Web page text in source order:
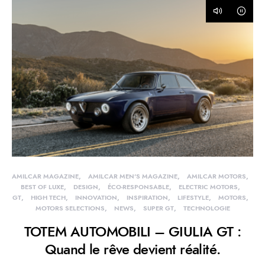
AMILCAR MAGAZINE AMILCAR MEN'S MAGAZINE
AMILCAR MOTORS
BEST OF LUXE
DESIGN ÉCO-RESPONSABLE
ELECTRIC MOTORS
GT
HIGH TECH INNOVATION INSPIRATION LIFESTYLE
MOTORS
MOTORS SELECTIONS
NEWS SUPER GT TECHNOLOGIE
TOTEM AUTOMOBILI – GIULIA GT :
Quand le rêve devient réalité.